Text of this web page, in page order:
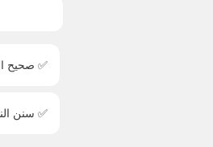
✅ صحيح
✅ سنن